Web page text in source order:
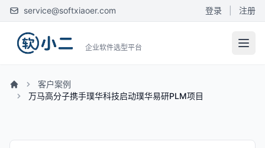
service@softxiaoer.com 登录 注册
企业软件选型平台
客户案例
万马高分子携手璞华科技启动璞华易研PLM项目